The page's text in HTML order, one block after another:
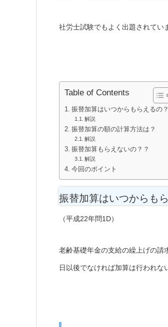
社労士試験でもよく出題されてい
Table of Contents
振替加算はいつからもらえるの？
解説
振替加算の額の計算方法は？
解説
振替加算もらえないの？？
解説
今回のポイント
振替加算はいつからも
（平成22年問1D）
老齢基礎年金の支給の繰上げの請
日以後でなければ加算は行われな